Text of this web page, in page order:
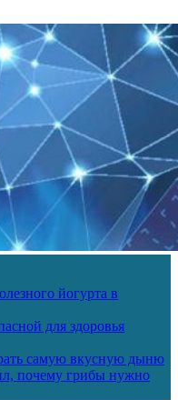
йогурта в
для здоровья
самую вкусную дыню
почему грибы нужно